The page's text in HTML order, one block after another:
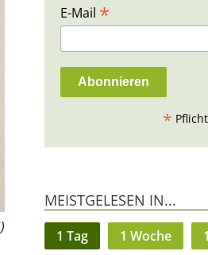
E-Mail *
*
MEISTGELESEN IN...
1 Tag 1 Woche